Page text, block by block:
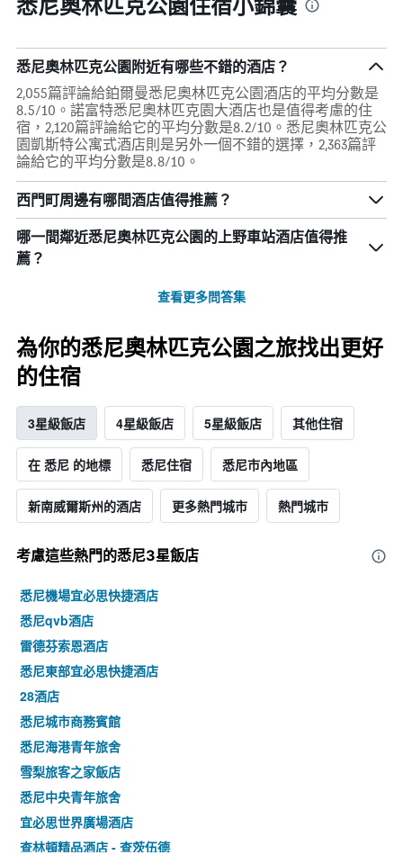
悉尼奧林匹克公園附近有哪些不錯的酒店？
2,055篇評論給鉑爾曼悉尼奧林匹克公園酒店的平均分數是
8.5/10。諾富特悉尼奧林匹克園大酒店也是值得考慮的住
宿，2,120篇評論給它的平均分數是8.2/10。悉尼奧林匹克公
園凱斯特公寓式酒店則是另外一個不錯的選擇，2,363篇評
論給它的平均分數是8.8/10。
西門町周邊有哪間酒店值得推薦？
哪一間鄰近悉尼奧林匹克公園的上野車站酒店值得推
薦？
查看更多問答集
為你的悉尼奧林匹克公園之旅找出更好
的住宿
3星級飯店 4星級飯店 5星級飯店 其他住宿
在 悉尼 的地標 悉尼住宿 悉尼市內地區
新南威爾斯州的酒店 更多熱門城市 熱門城市
考慮這些熱門的悉尼3星​飯店
悉尼機場宜必思快捷酒店
悉尼qvb酒店
雷德芬索恩酒店
悉尼東部宜必思快捷酒店
28酒店
悉尼城市商務賓館
悉尼海港青年旅舍
雪梨旅客之家飯店
悉尼中央青年旅舍
宜必思世界廣場酒店
查林頓精品酒店 - 查茨伍德